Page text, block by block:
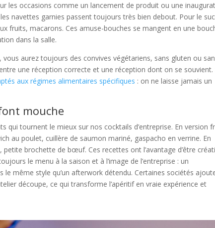
les occasions comme un lancement de produit ou une
navettes garnies passent toujours très bien debout. Pour le
fruits, macarons. Ces amuse-bouches se mangent en une
dans la salle.
vous aurez toujours des convives végétariens, sans gluten ou
une réception correcte et une réception dont on se souvient.
aux régimes alimentaires spécifiques : on ne laisse jamais un
mouche
qui tournent le mieux sur nos cocktails d’entreprise. En version
au poulet, cuillère de saumon mariné, gaspacho en verrine. En
brochette de bœuf. Ces recettes ont l’avantage d’être
le menu à la saison et à l’image de l’entreprise : un
le même style qu’un afterwork détendu. Certaines sociétés
découpe, ce qui transforme l’apéritif en vraie expérience et